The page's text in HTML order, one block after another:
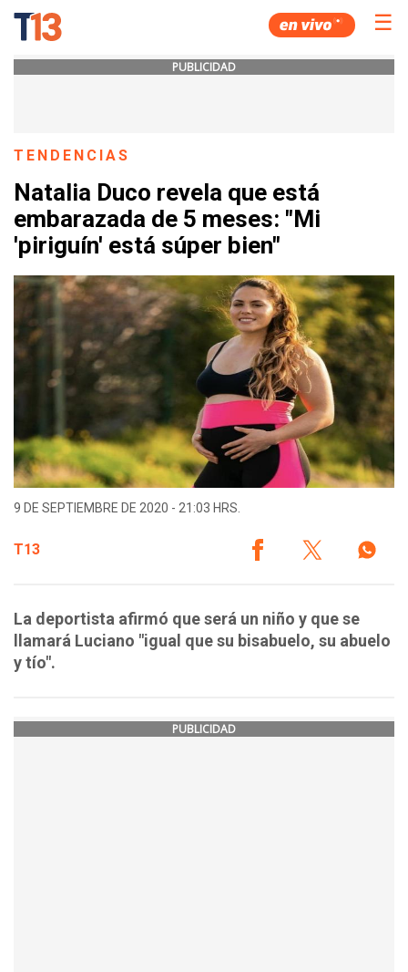
☰
PUBLICIDAD
TENDENCIAS
Natalia Duco revela que está
embarazada de 5 meses: "Mi
'piriguín' está súper bien"
9 DE SEPTIEMBRE DE 2020 - 21:03 HRS.
T13
La deportista afirmó que será un niño y que se
llamará Luciano "igual que su bisabuelo, su abuelo
y tío".
PUBLICIDAD